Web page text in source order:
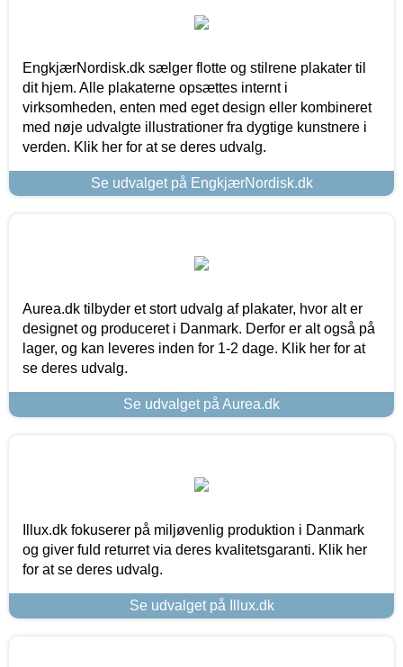
EngkjærNordisk.dk sælger flotte og stilrene plakater til
dit hjem. Alle plakaterne opsættes internt i
virksomheden, enten med eget design eller kombineret
med nøje udvalgte illustrationer fra dygtige kunstnere i
verden. Klik her for at se deres udvalg.
Se udvalget på EngkjærNordisk.dk
Aurea.dk tilbyder et stort udvalg af plakater, hvor alt er
designet og produceret i Danmark. Derfor er alt også på
lager, og kan leveres inden for 1-2 dage. Klik her for at
se deres udvalg.
Se udvalget på Aurea.dk
Illux.dk fokuserer på miljøvenlig produktion i Danmark
og giver fuld returret via deres kvalitetsgaranti. Klik her
for at se deres udvalg.
Se udvalget på Illux.dk